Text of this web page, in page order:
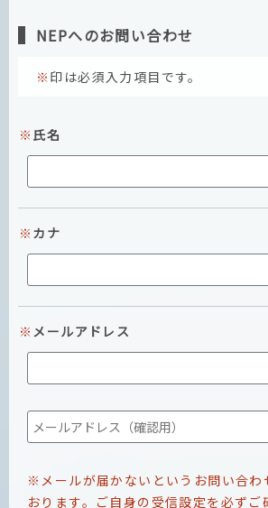
NEPへのお問い合わせ
印は必須入力項目です。
氏名
カナ
メールアドレス
※メールが届かないというお問い合わ
おります。ご自身の受信設定を必ずご